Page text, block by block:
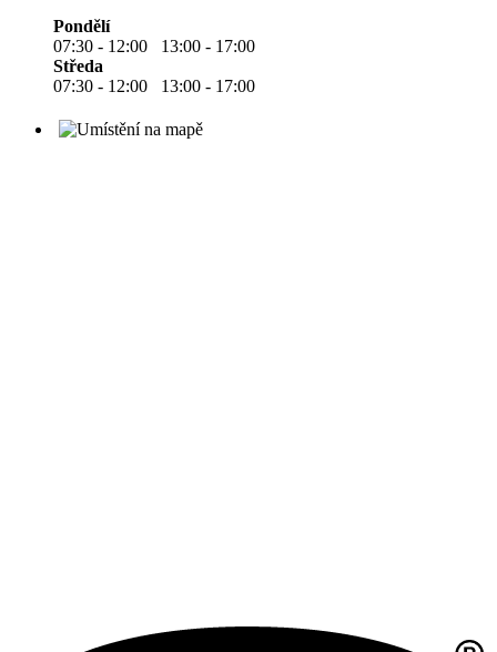
Pondělí
07:30 - 12:00 13:00 - 17:00
Středa
07:30 - 12:00 13:00 - 17:00